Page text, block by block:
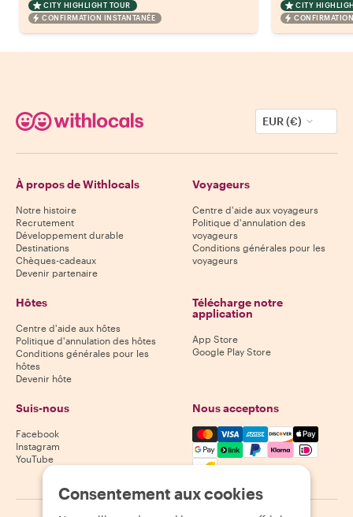
CITY HIGHLIGHT TOUR
CONFIRMATION INSTANTANÉE
CITY
EUR (€)
À propos de Withlocals
Notre histoire
Recrutement
Développement durable
Destinations
Chèques-cadeaux
Devenir partenaire
Voyageurs
Centre d'aide aux voyageurs
Politique d'annulation des
voyageurs
Conditions générales pour les
voyageurs
Hôtes
Centre d'aide aux hôtes
Politique d'annulation des hôtes
Conditions générales pour les
hôtes
Devenir hôte
Télécharge notre
application
App Store
Google Play Store
Suis-nous
Facebook
Instagram
YouTube
Nous acceptons
Mastercard, Visa, Amex,
Consentement aux cookies